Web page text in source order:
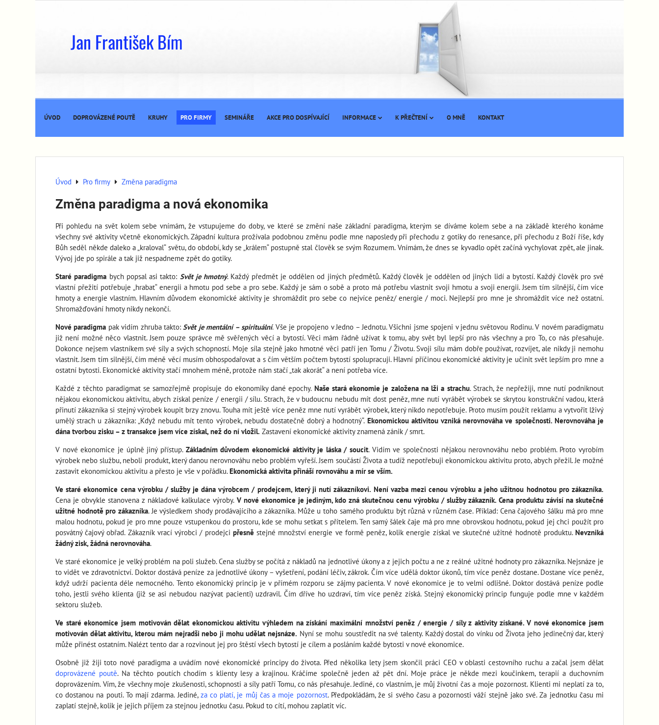
Jan František Bím
ÚVOD DOPROVÁZENÉ POUTĚ KRUHY PRO FIRMY SEMINÁŘE AKCE PRO DOSPÍVAJÍCÍ INFORMACE K PŘEČTENÍ O MNĚ KONTAKT
Úvod Pro firmy Změna paradigma
Změna paradigma a nová ekonomika
Při pohledu na svět kolem sebe vnímám, že vstupujeme do doby, ve které se změní naše základní paradigma, kterým se díváme kolem sebe a na základě kterého konáme
všechny své aktivity včetně ekonomických. Západní kultura prožívala podobnou změnu podle mne naposledy při přechodu z gotiky do renesance, při přechodu z Boží říše, kdy
Bůh seděl někde daleko a „kraloval“ světu, do období, kdy se „králem“ postupně stal člověk se svým Rozumem. Vnímám, že dnes se kyvadlo opět začíná vychylovat zpět, ale jinak.
Vývoj jde po spirále a tak již nespadneme zpět do gotiky.
Staré paradigma bych popsal asi takto: Svět je hmotný. Každý předmět je oddělen od jiných předmětů. Každý člověk je oddělen od jiných lidí a bytostí. Každý člověk pro své
vlastní přežití potřebuje „hrabat“ energii a hmotu pod sebe a pro sebe. Každý je sám o sobě a proto má potřebu vlastnit svoji hmotu a svoji energii. Jsem tím silnější, čím více
hmoty a energie vlastním. Hlavním důvodem ekonomické aktivity je shromáždit pro sebe co nejvíce peněz/ energie / moci. Nejlepší pro mne je shromáždit více než ostatní.
Shromažďování hmoty nikdy nekončí.
Nové paradigma pak vidím zhruba takto:Svět je mentální – spirituální. Vše je propojeno v Jedno – Jednotu. Všichni jsme spojeni v jednu světovou Rodinu. V novém paradigmatu
již není možné něco vlastnit. Jsem pouze správce mě svěřených věcí a bytostí. Věci mám řádně užívat k tomu, aby svět byl lepší pro nás všechny a pro To, co nás přesahuje.
Dokonce nejsem vlastníkem své síly a svých schopností. Moje síla stejně jako hmotné věci patří jen Tomu / Životu. Svoji sílu mám dobře používat, rozvíjet, ale nikdy ji nemohu
vlastnit. Jsem tím silnější, čím méně věcí musím obhospodařovat a s čím větším počtem bytostí spolupracuji. Hlavní příčinou ekonomické aktivity je učinit svět lepším pro mne a
ostatní bytosti. Ekonomické aktivity stačí mnohem méně, protože nám stačí „tak akorát“ a není potřeba více.
Každé z těchto paradigmat se samozřejmě propisuje do ekonomiky dané epochy. Naše stará ekonomie je založena na lži a strachu. Strach, že nepřežiji, mne nutí podniknout
nějakou ekonomickou aktivitu, abych získal peníze / energii / sílu. Strach, že v budoucnu nebudu mít dost peněz, mne nutí vyrábět výrobek se skrytou konstrukční vadou, která
přinutí zákazníka si stejný výrobek koupit brzy znovu. Touha mít ještě více peněz mne nutí vyrábět výrobek, který nikdo nepotřebuje. Proto musím použít reklamu a vytvořit lživý
umělý strach u zákazníka: „Když nebudu mít tento výrobek, nebudu dostatečně dobrý a hodnotný“. Ekonomickou aktivitou vzniká nerovnováha ve společnosti. Nerovnováha je
dána tvorbou zisku – z transakce jsem více získal, než do ní vložil. Zastavení ekonomické aktivity znamená zánik / smrt.
V nové ekonomice je úplně jiný přístup. Základním důvodem ekonomické aktivity je láska / soucit. Vidím ve společnosti nějakou nerovnováhu nebo problém. Proto vyrobím
výrobek nebo službu, neboli produkt, který danou nerovnováhu nebo problém vyřeší. Jsem součástí Života a tudíž nepotřebuji ekonomickou aktivitu proto, abych přežil. Je možné
zastavit ekonomickou aktivitu a přesto je vše v pořádku. Ekonomická aktivita přináší rovnováhu a mír se vším.
Ve staré ekonomice cena výrobku / služby je dána výrobcem / prodejcem, který ji nutí zákazníkovi. Není vazba mezi cenou výrobku a jeho užitnou hodnotou pro zákazníka.
Cena je obvykle stanovena z nákladové kalkulace výroby.V nové ekonomice je jediným, kdo zná skutečnou cenu výrobku / služby zákazník. Cena produktu závisí na skutečné
užitné hodnotě pro zákazníka. Je výsledkem shody prodávajícího a zákazníka. Může u toho samého produktu být různá v různém čase. Příklad: Cena čajového šálku má pro mne
malou hodnotu, pokud je pro mne pouze vstupenkou do prostoru, kde se mohu setkat s přítelem. Ten samý šálek čaje má pro mne obrovskou hodnotu, pokud jej chci použít pro
posvátný čajový obřad. Zákazník vrací výrobci / prodejci přesně stejné množství energie ve formě peněz, kolik energie získal ve skutečné užitné hodnotě produktu. Nevzniká
žádný zisk, žádná nerovnováha.
Ve staré ekonomice je velký problém na poli služeb. Cena služby se počítá z nákladů na jednotlivé úkony a z jejich počtu a ne z reálné užitné hodnoty pro zákazníka. Nejsnáze je
to vidět ve zdravotnictví. Doktor dostává peníze za jednotlivé úkony – vyšetření, podání léčiv, zákrok. Čím více udělá doktor úkonů, tím více peněz dostane. Dostane více peněz,
když udrží pacienta déle nemocného. Tento ekonomický princip je v přímém rozporu se zájmy pacienta. V nové ekonomice je to velmi odlišné. Doktor dostává peníze podle
toho, jestli svého klienta (již se asi nebudou nazývat pacienti) uzdravil. Čím dříve ho uzdraví, tím více peněz získá. Stejný ekonomický princip funguje podle mne v každém
sektoru služeb.
Ve staré ekonomice jsem motivován dělat ekonomickou aktivitu výhledem na získání maximální množství peněz / energie / síly z aktivity získané. V nové ekonomice jsem
motivován dělat aktivitu, kterou mám nejradši nebo ji mohu udělat nejsnáze. Nyní se mohu soustředit na své talenty. Každý dostal do vínku od Života jeho jedinečný dar, který
může přinést ostatním. Nalézt tento dar a rozvinout jej pro štěstí všech bytostí je cílem a posláním každé bytosti v nové ekonomice.
Osobně již žiji toto nové paradigma a uvádím nové ekonomické principy do života. Před několika lety jsem skončil práci CEO v oblasti cestovního ruchu a začal jsem dělat
doprovázené poutě. Na těchto poutích chodím s klienty lesy a krajinou. Kráčíme společně jeden až pět dní. Moje práce je někde mezi koučinkem, terapií a duchovním
doprovázením. Vím, že všechny moje zkušenosti, schopnosti a síly patří Tomu, co nás přesahuje. Jediné, co vlastním, je můj životní čas a moje pozornost. Klienti mi neplatí za to,
co dostanou na pouti. To mají zdarma. Jediné, za co platí, je můj čas a moje pozornost. Předpokládám, že si svého času a pozornosti váží stejně jako své. Za jednotku času mi
zaplatí stejně, kolik je jejich příjem za stejnou jednotku času. Pokud to cítí, mohou zaplatit víc.